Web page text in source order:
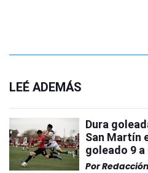
LEÉ ADEMÁS
Dura
San Martín
goleado 9
Por